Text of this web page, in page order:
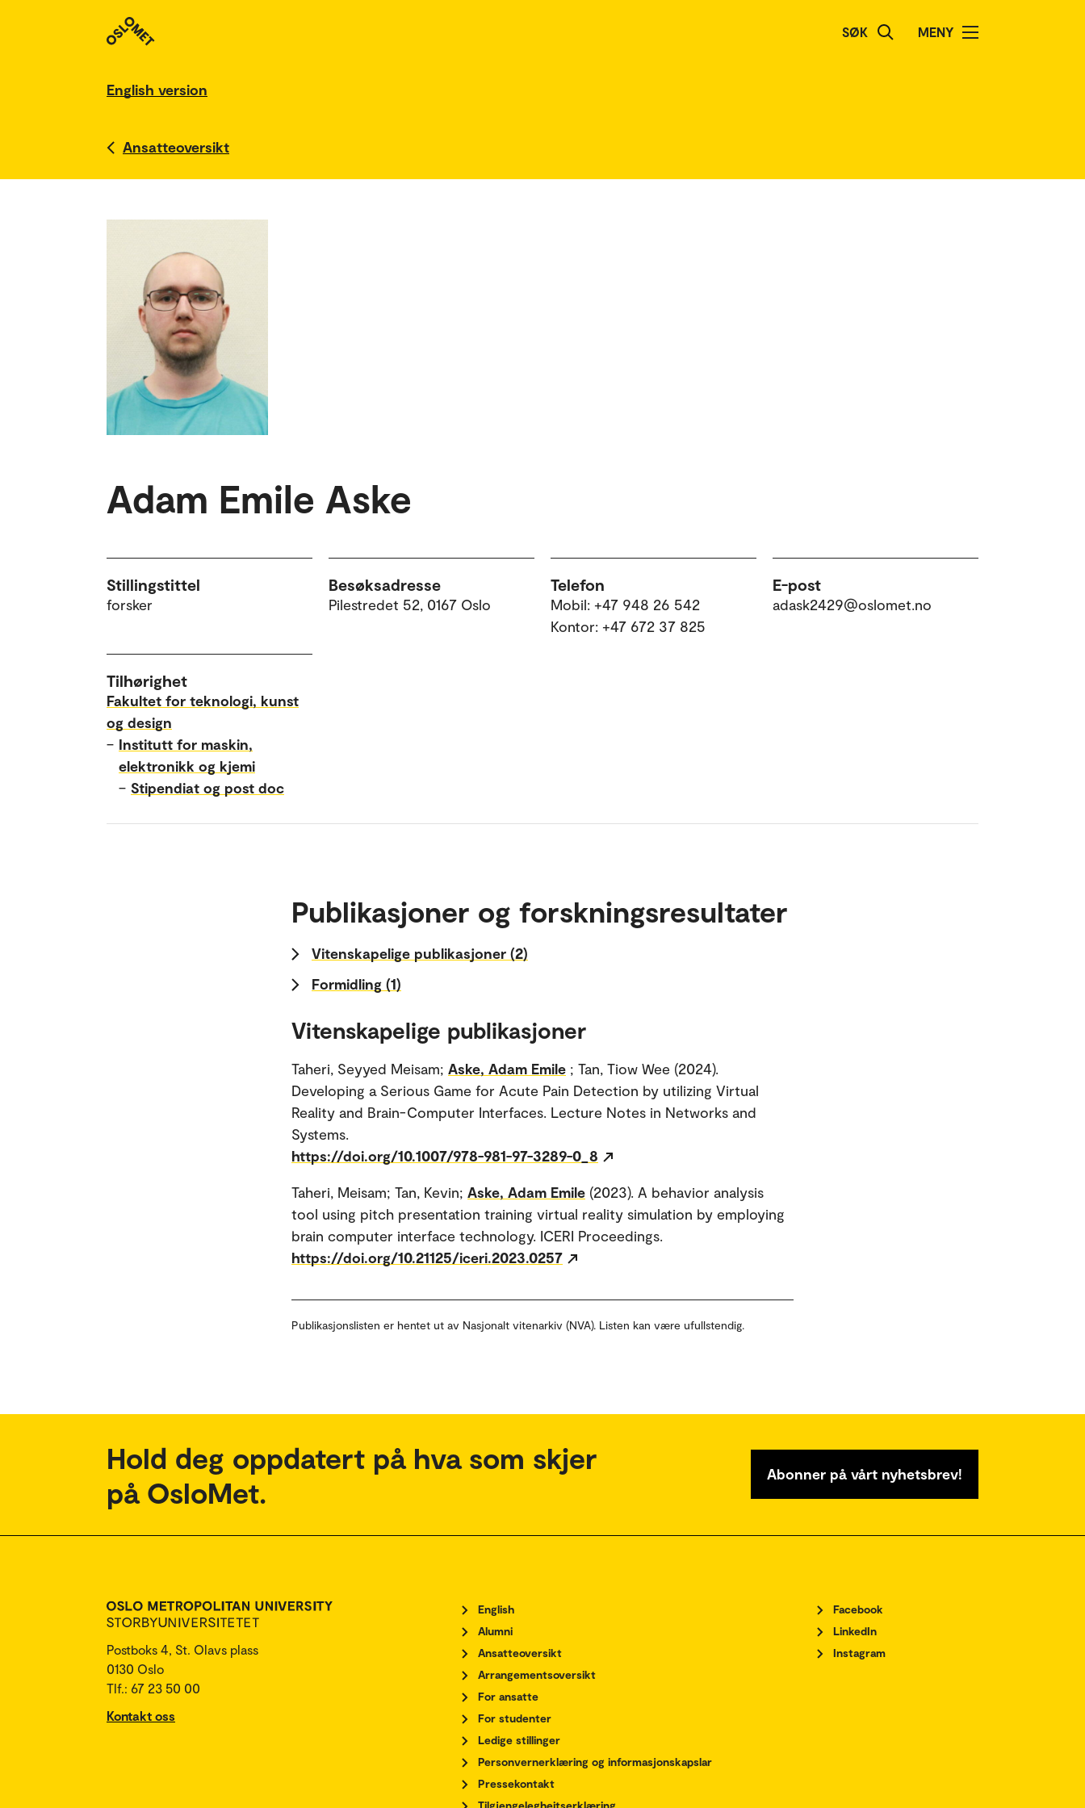
SØK MENY
English version
Ansatteoversikt
Adam Emile Aske
Stillingstittel
forsker
Besøksadresse
Pilestredet 52, 0167 Oslo
Telefon
Mobil: +47 948 26 542
Kontor: +47 672 37 825
E-post
adask2429@oslomet.no
Tilhørighet
Fakultet for teknologi, kunst
og design
– Institutt for maskin,
elektronikk og kjemi
– Stipendiat og post doc
Publikasjoner og forskningsresultater
Vitenskapelige publikasjoner (2)
Formidling (1)
Vitenskapelige publikasjoner
Taheri, Seyyed Meisam; Aske, Adam Emile ; Tan, Tiow Wee (2024).
Developing a Serious Game for Acute Pain Detection by utilizing Virtual
Reality and Brain-Computer Interfaces. Lecture Notes in Networks and
Systems.
https://doi.org/10.1007/978-981-97-3289-0_8
Taheri, Meisam; Tan, Kevin; Aske, Adam Emile (2023). A behavior analysis
tool using pitch presentation training virtual reality simulation by employing
brain computer interface technology. ICERI Proceedings.
https://doi.org/10.21125/iceri.2023.0257
Publikasjonslisten er hentet ut av Nasjonalt vitenarkiv (NVA). Listen kan være ufullstendig.
Hold deg oppdatert på hva som skjer
på OsloMet.
Abonner på vårt nyhetsbrev!
Postboks 4, St. Olavs plass
0130 Oslo
Tlf.: 67 23 50 00
Kontakt oss
English
Alumni
Ansatteoversikt
Arrangementsoversikt
For ansatte
For studenter
Ledige stillinger
Personvernerklæring og informasjonskapslar
Pressekontakt
Tilgjengelegheitserklæring
Facebook
LinkedIn
Instagram